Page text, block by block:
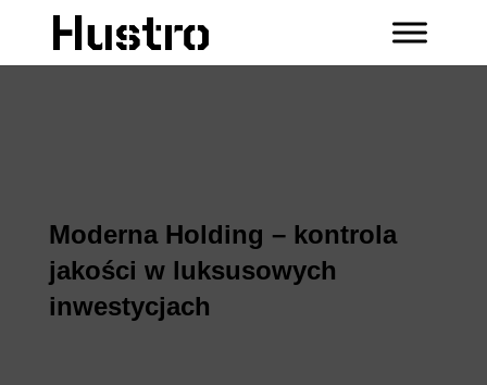
Moderna Holding – kontrola
jakości w luksusowych
inwestycjach